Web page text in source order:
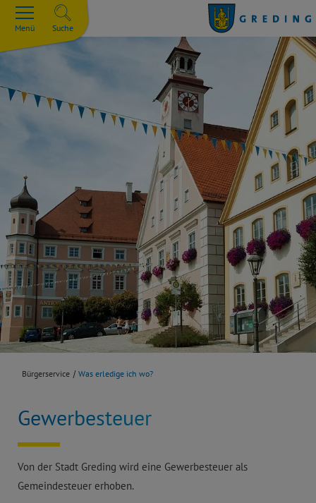
Menü Suche
Bürgerservice Was erledige ich wo?
Gewerbesteuer
Von der Stadt Greding wird eine Gewerbesteuer als
Gemeindesteuer erhoben.